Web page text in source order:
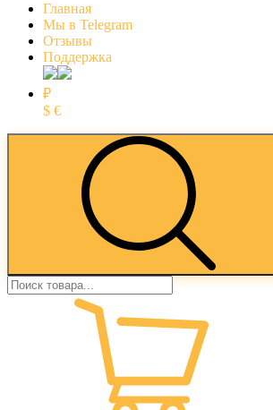
Главная
Мы в Telegram
Отзывы
Поддержка
₽
$ €